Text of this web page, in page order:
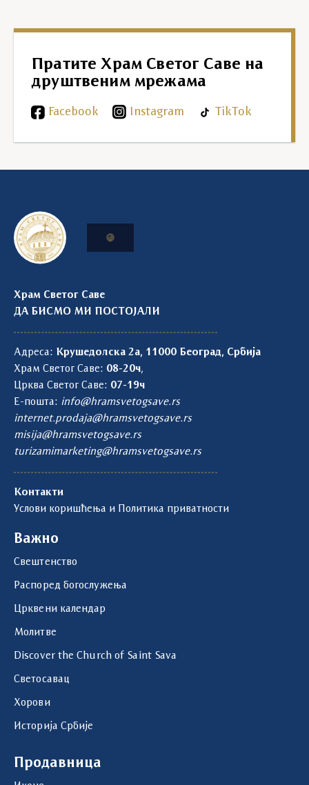
Пратите Храм Светог Саве на
друштвеним мрежама
Facebook Instagram TikTok
Храм Светог Саве
ДА БИСМО МИ ПОСТОЈАЛИ
Адреса: Крушедолска 2а, 11000 Београд, Србија
Храм Светог Саве: 08-20ч,
Црква Светог Саве: 07-19ч
Е-пошта: info@hramsvetogsave.rs
internet.prodaja@hramsvetogsave.rs
misija@hramsvetogsave.rs
turizamimarketing@hramsvetogsave.rs
Контакти
Услови коришћења и Политика приватности
Важно
Свештенство
Распоред богослужења
Црквени календар
Молитве
Discover the Church of Saint Sava
Светосавац
Хорови
Историја Србије
Продавница